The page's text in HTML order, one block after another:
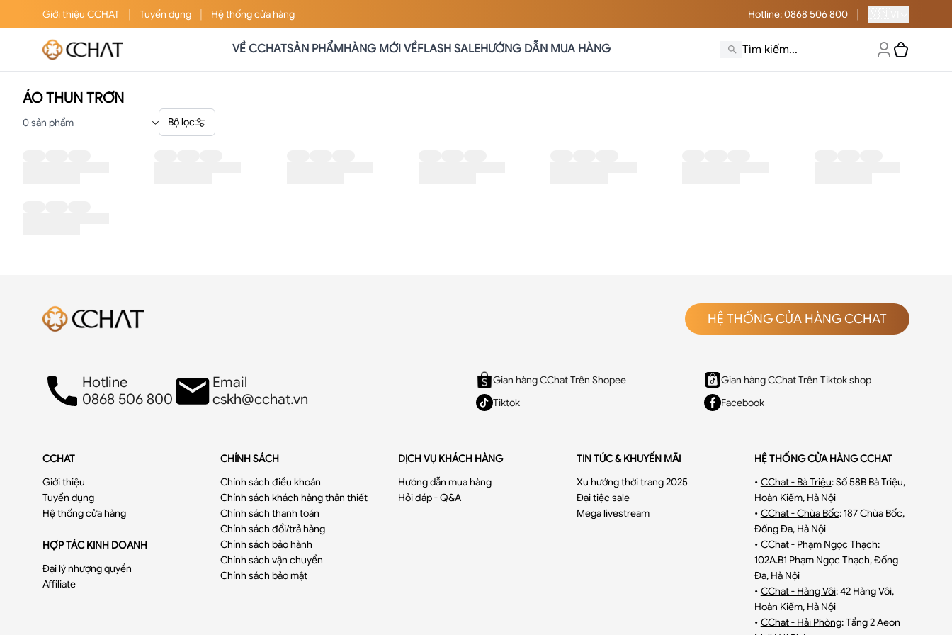
Giới thiệu CCHAT Tuyển dụng Hệ thống cửa hàng Hotline: 0868 506 800
VỀ CCHATSẢN PHẨMHÀNG MỚI VỀFLASH SALEHƯỚNG DẪN MUA HÀNG
ÁO THUN TRƠN
0sản phẩm Bộ lọc
HỆ THỐNG CỬA HÀNG CCHAT
Hotline
0868 506 800
Email
cskh@cchat.vn
Gian hàng CChat Trên Shopee
Gian hàng CChat Trên Tiktok shop
Tiktok
Facebook
CCHAT
Giới thiệu
Tuyển dụng
Hệ thống cửa hàng
HỢP TÁC KINH DOANH
Đại lý nhượng quyền
Affiliate
CHÍNH SÁCH
Chính sách điều khoản
Chính sách khách hàng thân thiết
Chính sách thanh toán
Chính sách đổi/trả hàng
Chính sách bảo hành
Chính sách vận chuyển
Chính sách bảo mật
DỊCH VỤ KHÁCH HÀNG
Hướng dẫn mua hàng
Hỏi đáp - Q&A
TIN TỨC & KHUYẾN MÃI
Xu hướng thời trang 2025
Đại tiệc sale
Mega livestream
HỆ THỐNG CỬA HÀNG CCHAT
• CChat - Bà Triệu:Số 58B Bà Triệu,
Hoàn Kiếm, Hà Nội
• CChat - Chùa Bốc:187 Chùa Bốc,
Đống Đa, Hà Nội
• CChat - Phạm Ngọc Thạch:
102A.B1 Phạm Ngọc Thạch, Đống
Đa, Hà Nội
• CChat - Hàng Vôi:42 Hàng Vôi,
Hoàn Kiếm, Hà Nội
• CChat - Hải Phòng:Tầng 2 Aeon